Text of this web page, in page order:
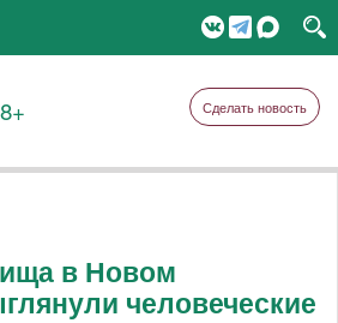
Сделать новость
в Новом
человеческие